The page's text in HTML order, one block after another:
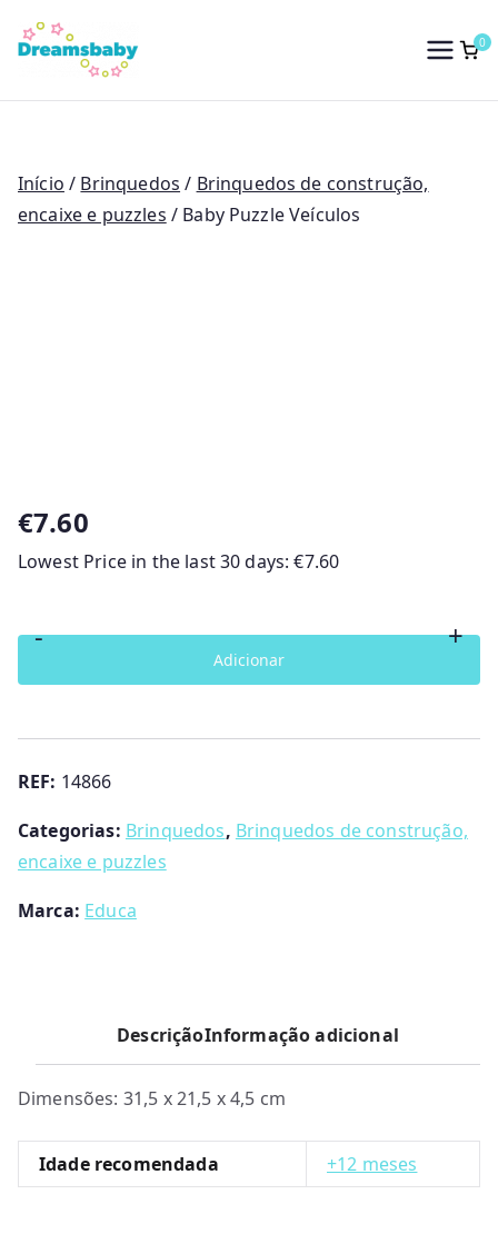
para
conteúdo
Dreams Baby
0
Início / Brinquedos / Brinquedos de construção,
encaixe e puzzles / Baby Puzzle Veículos
€7.60
Lowest Price in the last 30 days:€7.60
-
de
Puzzle
Veículos
+
Adicionar
REF: 14866
Categorias: Brinquedos, Brinquedos de construção,
encaixe e puzzles
Marca: Educa
DescriçãoInformação adicional
Dimensões: 31,5 x 21,5 x 4,5 cm
Idade recomendada +12 meses